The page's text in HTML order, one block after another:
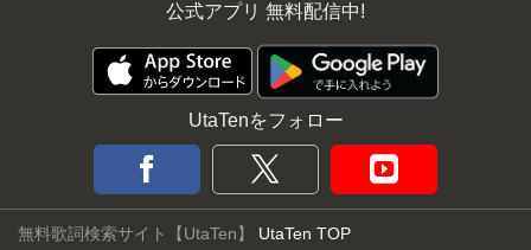
公式アプリ 無料配信中!
UtaTenをフォロー
無料歌詞検索サイト【UtaTen】 UtaTen TOP